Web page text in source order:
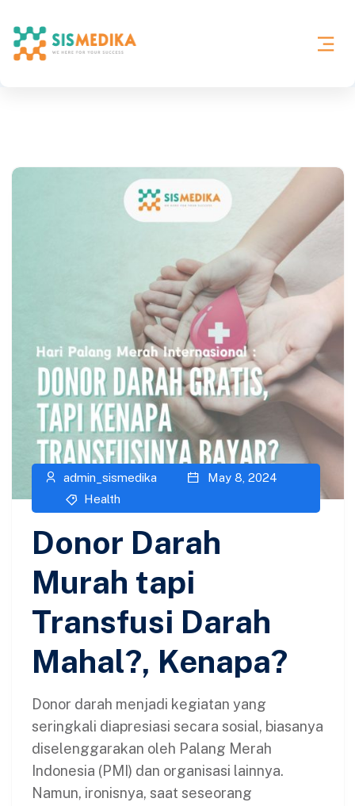
admin_sismedika
May 8, 2024
Health
Donor Darah
Murah tapi
Transfusi Darah
Mahal?, Kenapa?
Donor darah menjadi kegiatan yang
seringkali diapresiasi secara sosial, biasanya
diselenggarakan oleh Palang Merah
Indonesia (PMI) dan organisasi lainnya.
Namun, ironisnya, saat seseorang